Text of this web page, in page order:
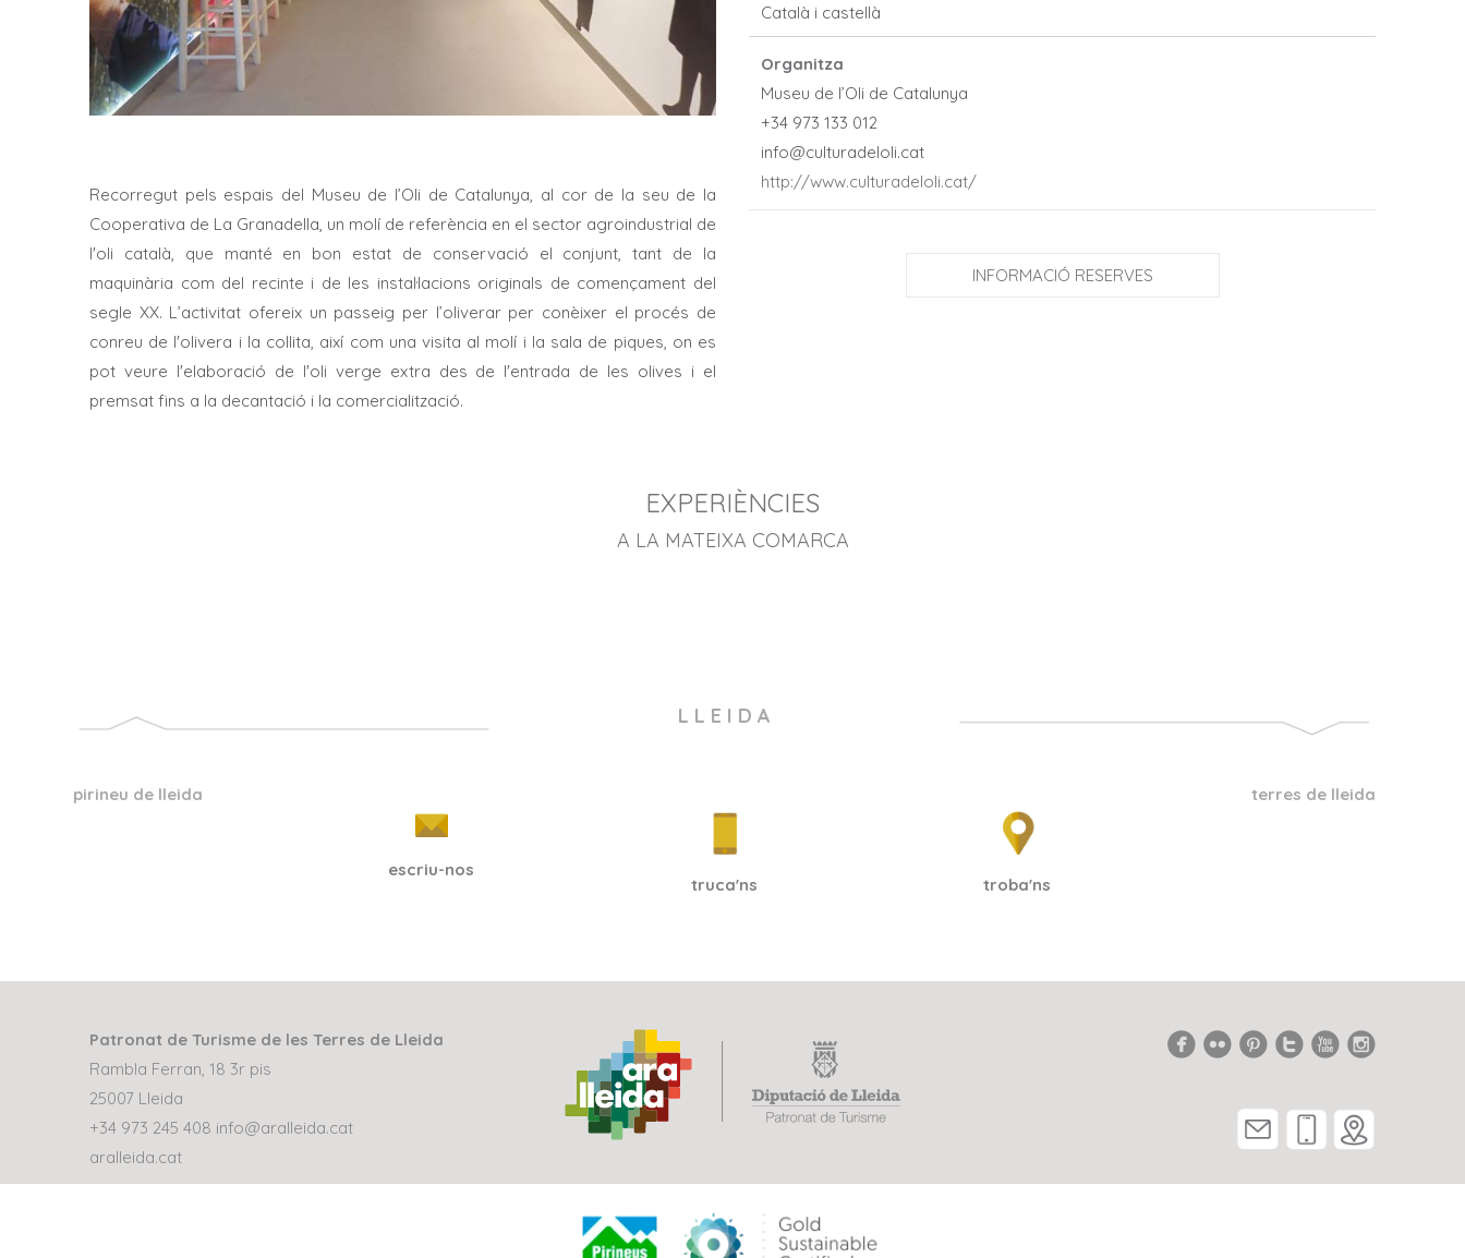
Recorregut pels espais del Museu de l’Oli de Catalunya, al cor de la seu de la
Cooperativa de La Granadella, un molí de referència en el sector agroindustrial de
l'oli català, que manté en bon estat de conservació el conjunt, tant de la
maquinària com del recinte i de les instal·lacions originals de començament del
segle XX. L’activitat ofereix un passeig per l’oliverar per conèixer el procés de
conreu de l'olivera i la collita, així com una visita al molí i la sala de piques, on es
pot veure l'elaboració de l'oli verge extra des de l'entrada de les olives i el
premsat fins a la decantació i la comercialització.
Català i castellà
Organitza
Museu de l’Oli de Catalunya
+34 973 133 012
info@culturadeloli.cat
http://www.culturadeloli.cat/
INFORMACIÓ RESERVES
EXPERIÈNCIES
A LA MATEIXA COMARCA
pirineu de lleida
L L E I D A
terres de lleida
escriu-nos
truca'ns troba'ns
Patronat de Turisme de les Terres de Lleida
Rambla Ferran, 18 3r pis
25007 Lleida
+34 973 245 408 info@aralleida.cat
aralleida.cat